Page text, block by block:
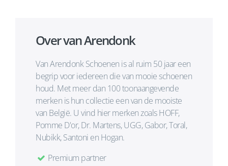
Over van Arendonk
Van Arendonk Schoenen is al ruim 50 jaar een
begrip voor iedereen die van mooie schoenen
houd. Met meer dan 100 toonaangevende
merken is hun collectie een van de mooiste
van België. U vind hier merken zoals HOFF,
Pomme D'or, Dr. Martens, UGG, Gabor, Toral,
Nubikk, Santoni en Hogan.
Premium partner